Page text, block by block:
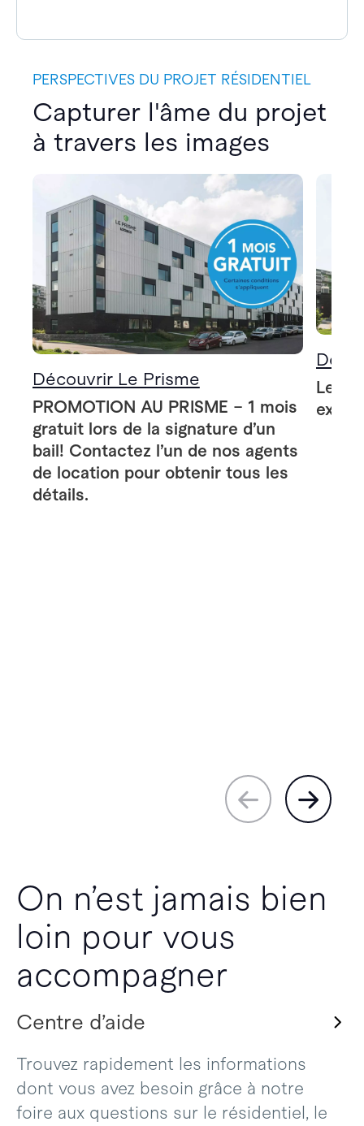
PERSPECTIVES DU PROJET RÉSIDENTIEL
Capturer l'âme du projet
à travers les images
Découvrir Le Prisme
PROMOTION AU PRISME – 1 mois
gratuit lors de la signature d’un
bail! Contactez l’un de nos agents
de location pour obtenir tous les
détails.
Le
On n’est jamais bien
loin pour vous
accompagner
Centre d’aide
Trouvez rapidement les informations
dont vous avez besoin grâce à notre
foire aux questions sur le résidentiel, le